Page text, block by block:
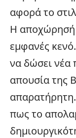
αφορά το
Η αποχώρησή
εμφανές
να δώσει νέα
απουσία της
πως το